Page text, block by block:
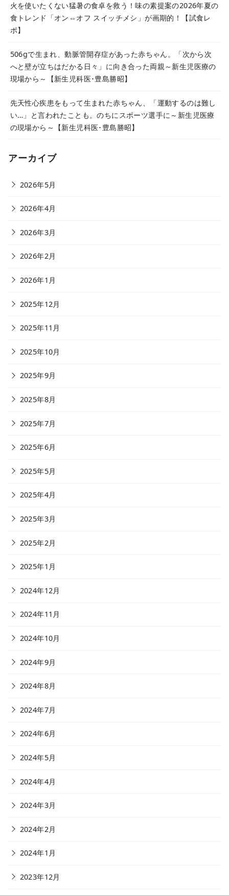
火を使いたくない猛暑の食卓を救う！味の素提案の2026年夏の
食トレンド「オン⇔オフ スイッチメシ」が画期的！【試食レ
ポ】
506gで生まれ、動脈管開存症があった赤ちゃん。「次から次
へと壁が立ちはだかる日々」に向き合った両親～新生児医療の
現場から～【新生児科医･豊島勝昭】
先天性心疾患をもって生まれた赤ちゃん、「運動するのは難し
い…」と言われたことも。のちにスポーツ選手に～新生児医療
の現場から～【新生児科医･豊島勝昭】
アーカイブ
2026年5月
2026年4月
2026年3月
2026年2月
2026年1月
2025年12月
2025年11月
2025年10月
2025年9月
2025年8月
2025年7月
2025年6月
2025年5月
2025年4月
2025年3月
2025年2月
2025年1月
2024年12月
2024年11月
2024年10月
2024年9月
2024年8月
2024年7月
2024年6月
2024年5月
2024年4月
2024年3月
2024年2月
2024年1月
2023年12月